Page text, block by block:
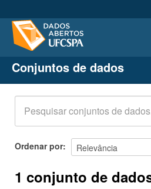
Conjuntos de dados
Organizações
Grupos
Sobre
Conjuntos de dados
Ordenar por
1 conjunto de